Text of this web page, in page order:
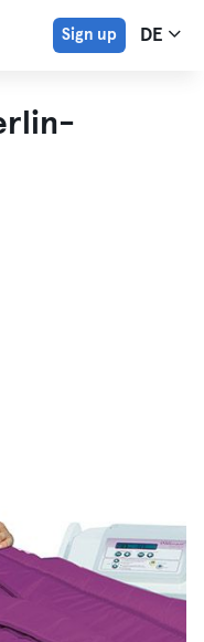
Sign up DE